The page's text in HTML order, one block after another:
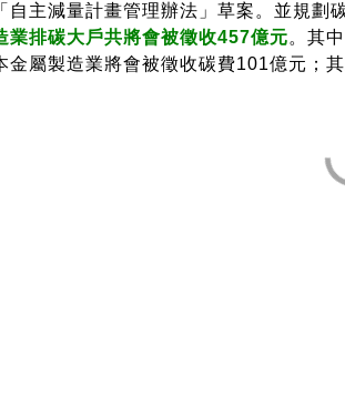
自主減量計畫管理辦法」草案。並規劃
業排碳大戶共將會被徵收457億元。其
金屬製造業將會被徵收碳費101億元；